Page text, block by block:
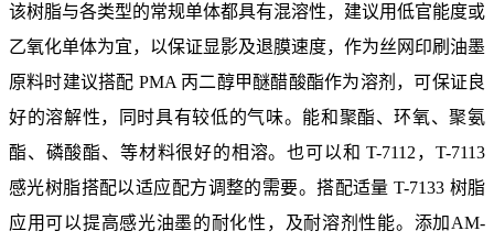
该树脂与各类型的常规单体都具有混溶性，建议用低官能度或
乙氧化单体为宜，以保证显影及退膜速度，作为丝网印刷油墨
原料时建议搭配 PMA 丙二醇甲醚醋酸酯作为溶剂，可保证良
好的溶解性，同时具有较低的气味。能和聚酯、环氧、聚氨
酯、磷酸酯、等材料很好的相溶。也可以和 T-7112，T-7113
感光树脂搭配以适应配方调整的需要。搭配适量 T-7133 树脂
应用可以提高感光油墨的耐化性，及耐溶剂性能。添加AM-